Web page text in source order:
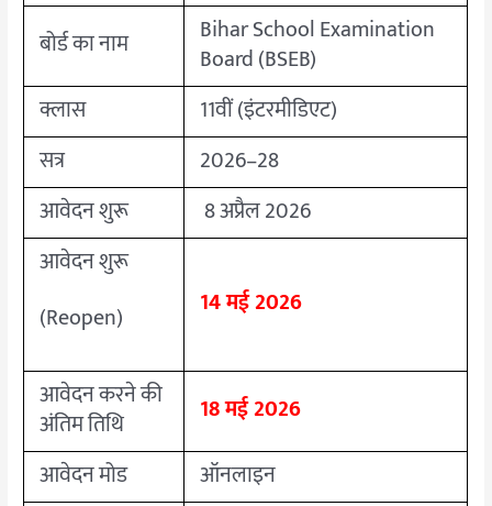
बोर्ड का नाम
Bihar School Examination
Board (BSEB)
क्लास
11वीं (इंटरमीडिएट)
सत्र
2026–28
आवेदन शुरू
8 अप्रैल 2026
आवेदन शुरू
(Reopen)
14 मई 2026
आवेदन करने की
अंतिम तिथि
18 मई 2026
आवेदन मोड
ऑनलाइन